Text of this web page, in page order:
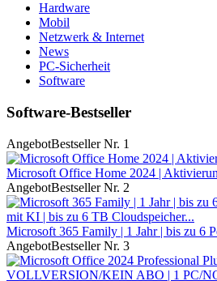
Hardware
Mobil
Netzwerk & Internet
News
PC-Sicherheit
Software
Software-Bestseller
AngebotBestseller Nr. 1
Microsoft Office Home 2024 |
AngebotBestseller Nr. 2
Microsoft 365 Family | 1 Jahr | bis zu 6
AngebotBestseller Nr. 3